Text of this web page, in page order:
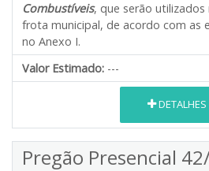
Combustíveis, que serão
frota municipal, de acordo com as
no Anexo I.
Valor Estimado: ---
DETALHES
Pregão Presencial